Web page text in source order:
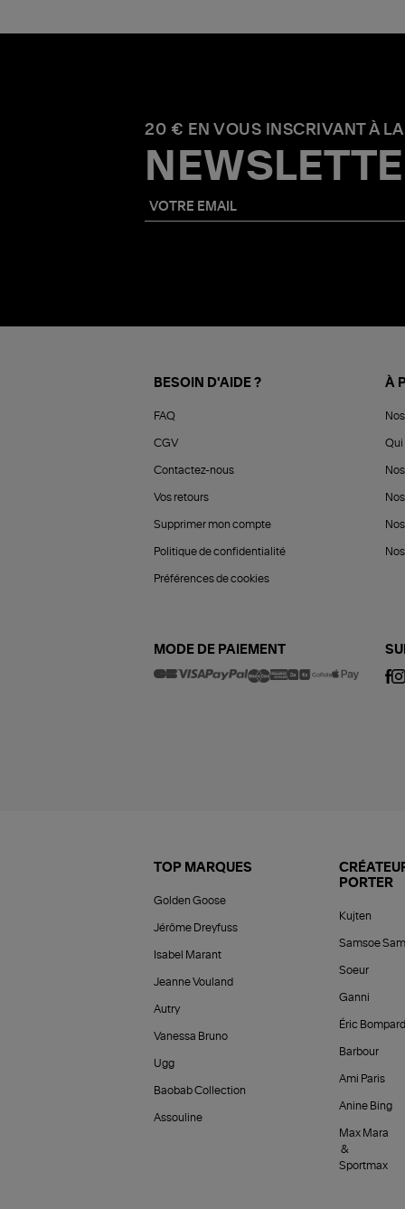
20 € EN VOUS INSCRIVANT À LA
BESOIN D'AIDE ?
FAQ
CGV
Contactez-nous
Vos retours
Supprimer mon compte
Politique de confidentialité
Préférences de cookies
À
Qui
MODE DE PAIEMENT
TOP MARQUES
Golden Goose
Jérôme Dreyfuss
Isabel Marant
Jeanne Vouland
Autry
Vanessa Bruno
Ugg
Baobab Collection
Assouline
PORTER
Kujten
Samsoe
Soeur
Ganni
Éric Bompard
Barbour
Ami Paris
Anine Bing
Max Mara
&
Sportmax